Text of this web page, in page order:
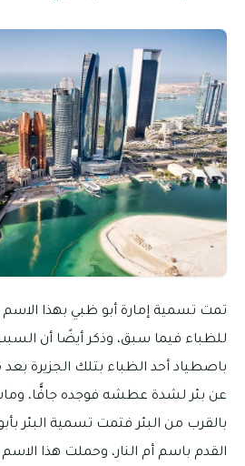
تمت تسمية إمارة أبو ظبي بهذا
للظباء فيما سبق، وذكر أيضًا أن
باصطياد أحد الظباء بتلك الجزيرة
عن بئر لشدة عطشه فوجده جافًّا،
بالقرب من البئر فتمت تسمية البئر
القدم باسم أم النار، وحملت هذا